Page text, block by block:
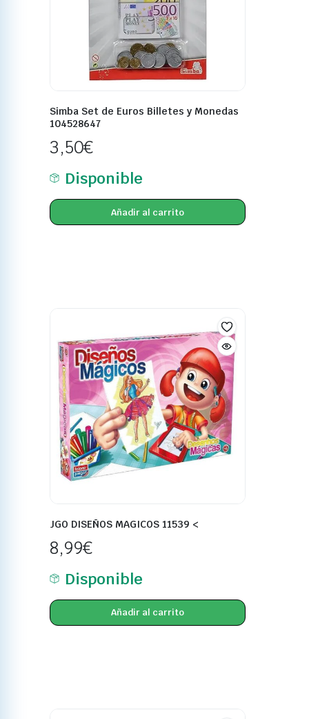
Simba Set de Euros Billetes y Monedas
104528647
3,50€
Disponible
Añadir al carrito
JGO DISEÑOS MAGICOS 11539 <
8,99€
Disponible
Añadir al carrito